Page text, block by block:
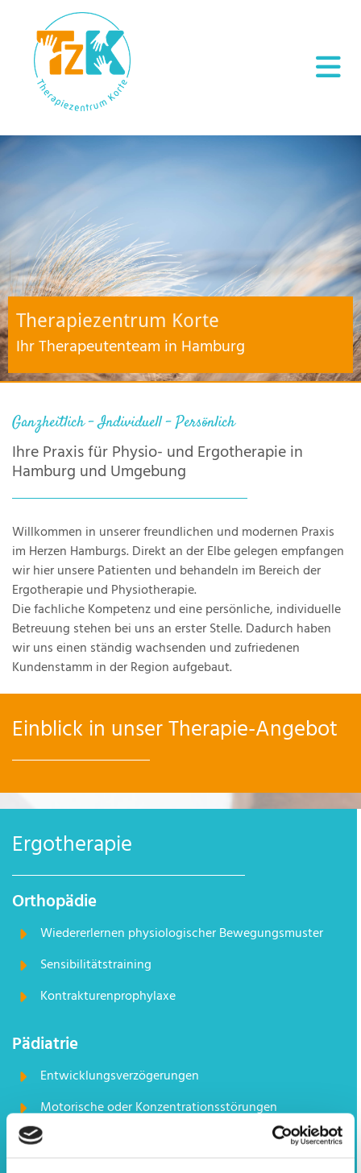
Therapiezentrum Korte
Ihr Therapeutenteam in Hamburg
Ganzheitlich - Individuell - Persönlich
Ihre Praxis für Physio- und Ergotherapie in
Hamburg und Umgebung
Willkommen in unserer freundlichen und modernen Praxis
im Herzen Hamburgs. Direkt an der Elbe gelegen empfangen
wir hier unsere Patienten und behandeln im Bereich der
Ergotherapie und Physiotherapie.
Die fachliche Kompetenz und eine persönliche, individuelle
Betreuung stehen bei uns an erster Stelle. Dadurch haben
wir uns einen ständig wachsenden und zufriedenen
Kundenstamm in der Region aufgebaut.
Einblick in unser Therapie-Angebot
Ergotherapie
Orthopädie
Wiedererlernen physiologischer Bewegungsmuster
Sensibilitätstraining
Kontrakturenprophylaxe
Pädiatrie
Entwicklungsverzögerungen
Motorische oder Konzentrationsstörungen
Störung der Kommunikationsfähigkeit